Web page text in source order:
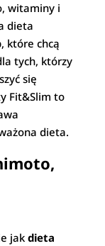
witaminy i
dieta
które chcą
tych, którzy
się
Fit&Slim to
dieta.
jakdieta